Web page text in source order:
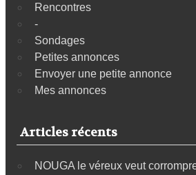
Rencontres
-
Sondages
Petites annonces
Envoyer une petite annonce
Mes annonces
Articles récents
NOUGA le véreux veut